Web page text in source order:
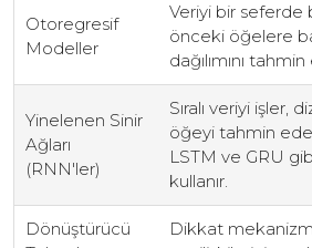
Otoregresif
Modeller
Veriyi bir seferde
önceki öğelere
dağılımını
Yinelenen Sinir
Ağları
(RNN'ler)
Sıralı veriyi işler,
öğeyi tahmin
LSTM ve GRU
kullanır.
Dönüştürücü
Dikkat